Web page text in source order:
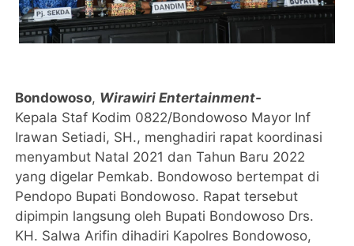
Bondowoso, Wirawiri Entertainment-
Kepala Staf Kodim 0822/Bondowoso Mayor Inf
Irawan Setiadi, SH., menghadiri rapat koordinasi
menyambut Natal 2021 dan Tahun Baru 2022
yang digelar Pemkab. Bondowoso bertempat di
Pendopo Bupati Bondowoso. Rapat tersebut
dipimpin langsung oleh Bupati Bondowoso Drs.
KH. Salwa Arifin dihadiri Kapolres Bondowoso,